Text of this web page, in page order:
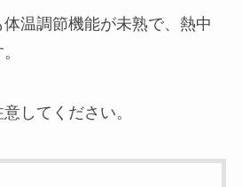
温調節機能が未熟で、熱中
してください。